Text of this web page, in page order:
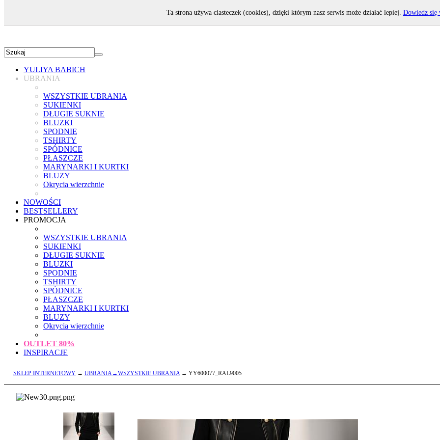
YULIYA BABICH
UBRANIA
WSZYSTKIE UBRANIA
SUKIENKI
DŁUGIE SUKNIE
BLUZKI
SPODNIE
TSHIRTY
SPÓDNICE
PŁASZCZE
MARYNARKI I KURTKI
BLUZY
Okrycia wierzchnie
NOWOŚCI
BESTSELLERY
PROMOCJA
WSZYSTKIE UBRANIA
SUKIENKI
DŁUGIE SUKNIE
BLUZKI
SPODNIE
TSHIRTY
SPÓDNICE
PŁASZCZE
MARYNARKI I KURTKI
BLUZY
Okrycia wierzchnie
OUTLET 80%
INSPIRACJE
SKLEP INTERNETOWY → UBRANIA→WSZYSTKIE UBRANIA→ YY600077_RAL9005
Ta strona używa ciasteczek (cookies), dzięki którym nasz serwis może działać lepiej. Dowiedz się